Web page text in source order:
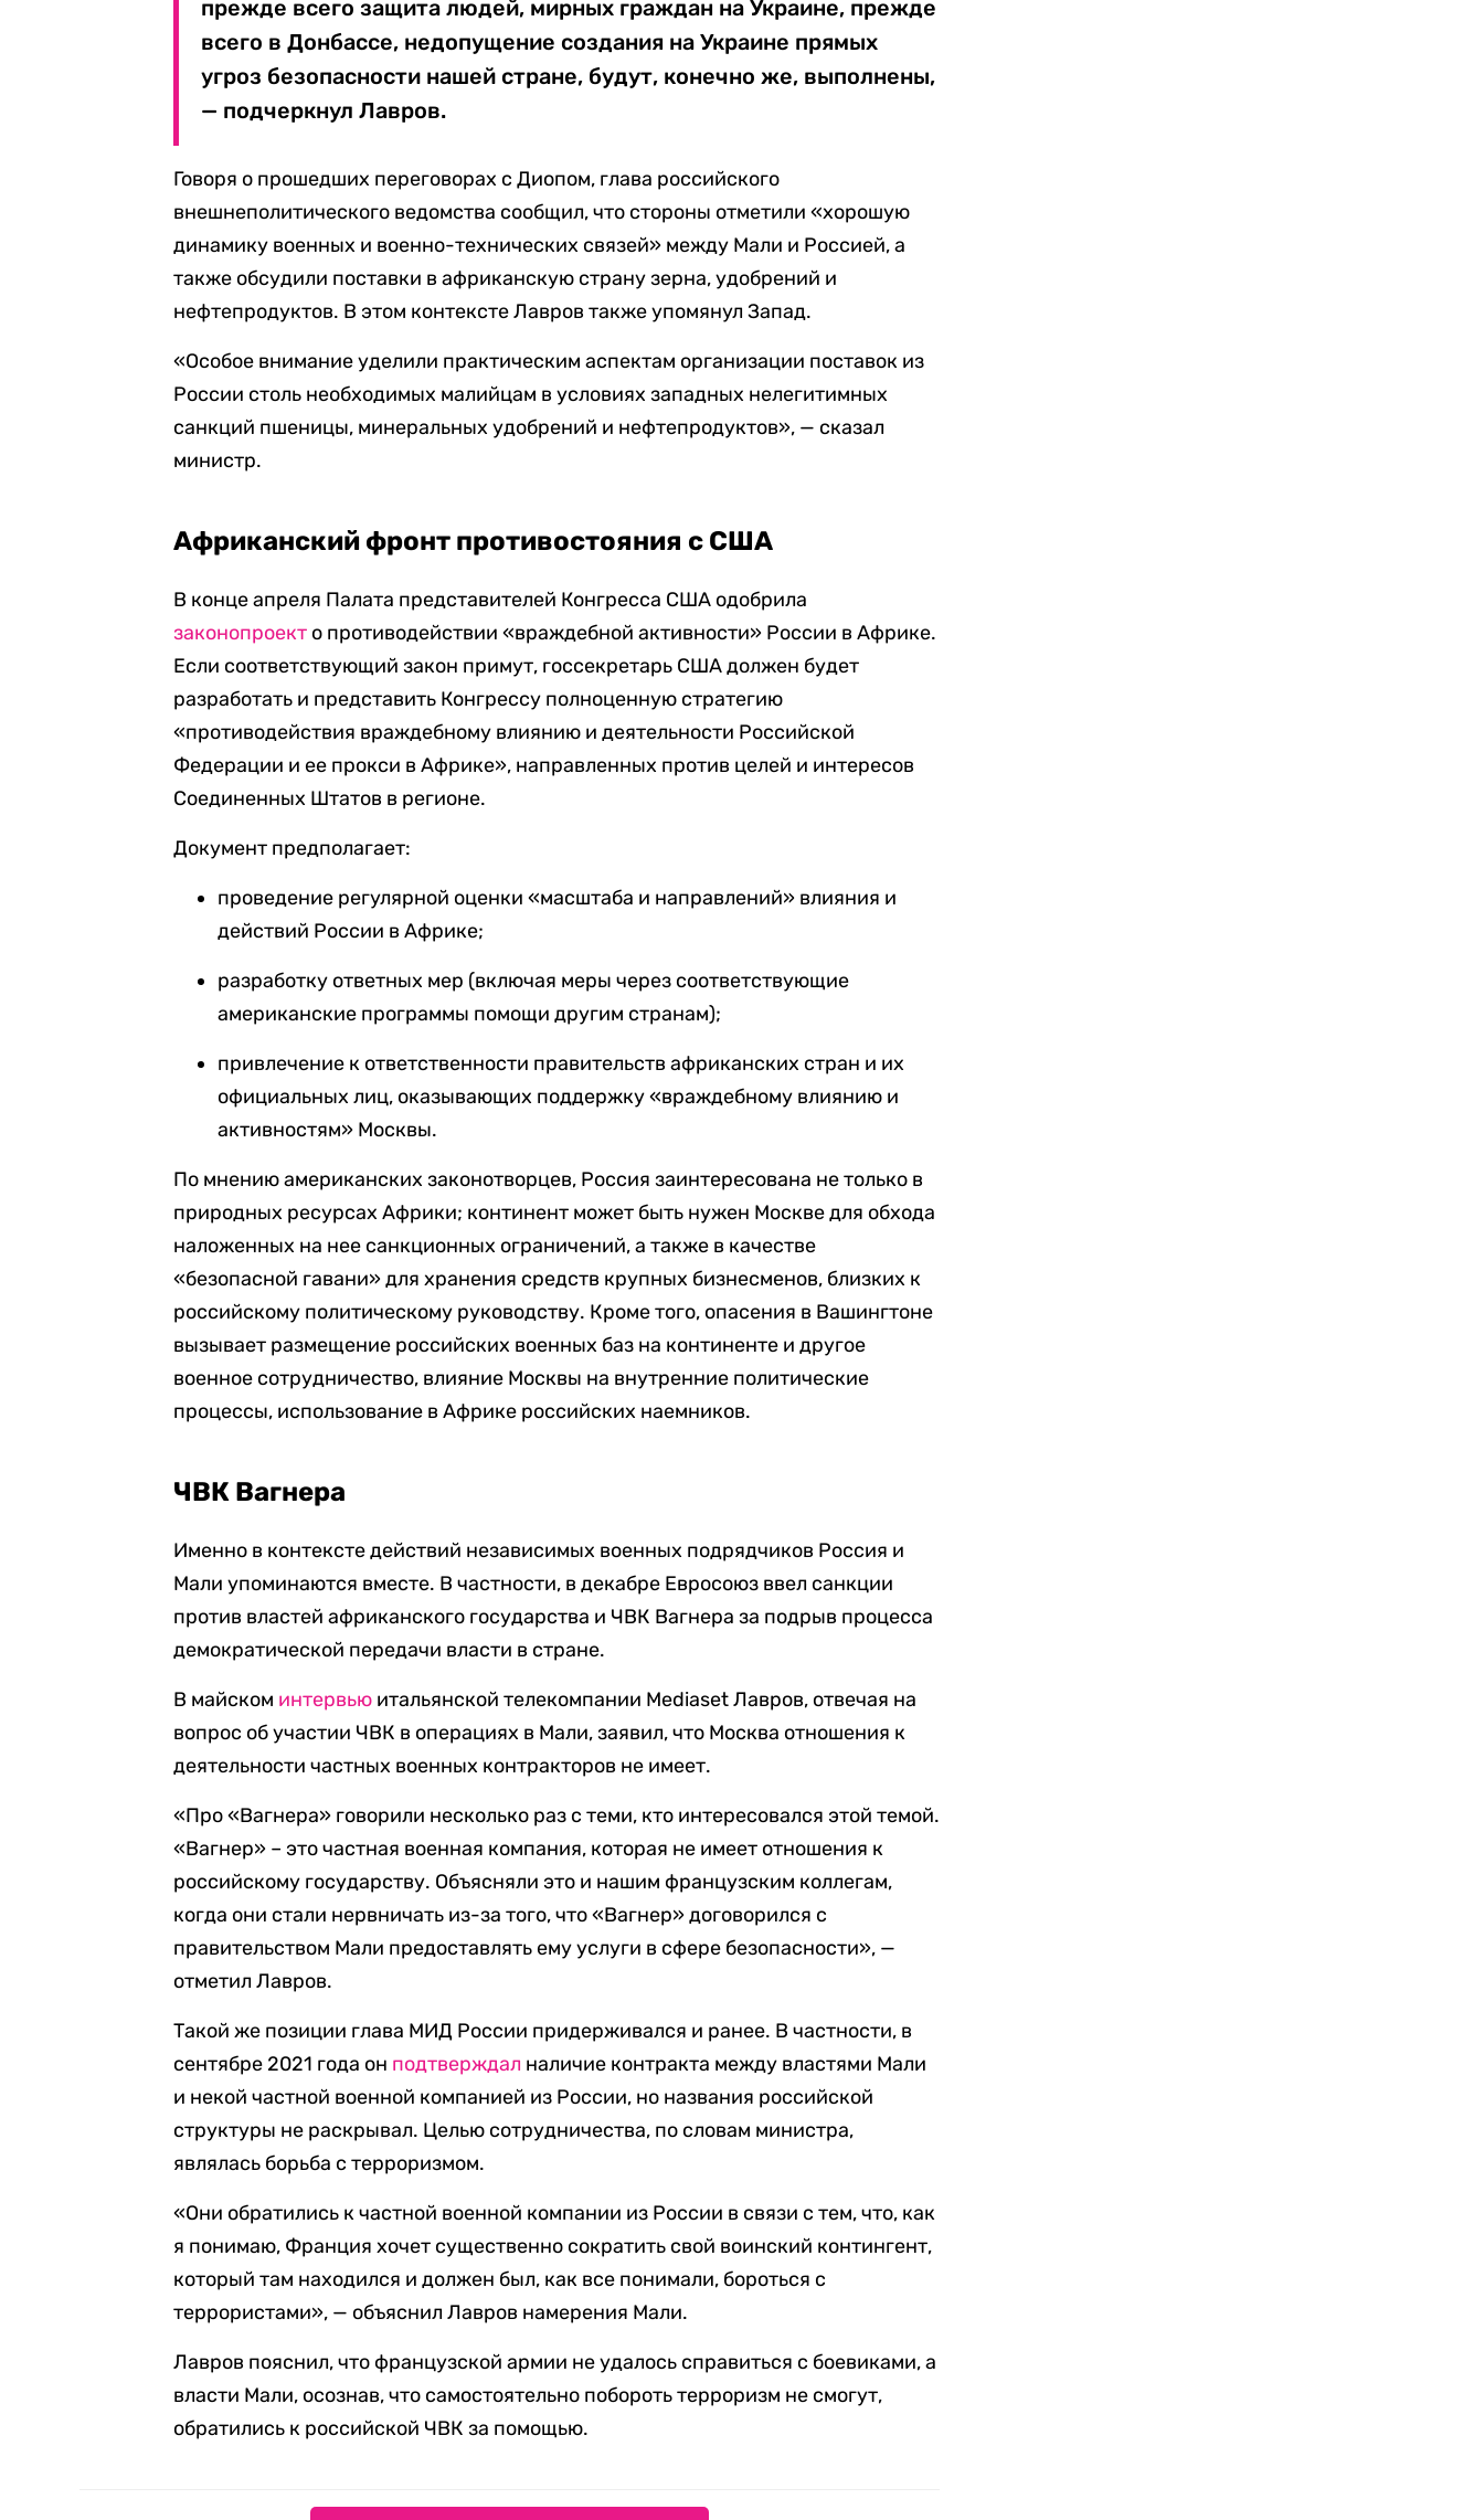
прежде всего защита людей, мирных граждан на Украине, прежде
всего в Донбассе, недопущение создания на Украине прямых
угроз безопасности нашей стране, будут, конечно же, выполнены,
— подчеркнул Лавров.
Говоря о прошедших переговорах с Диопом, глава российского
внешнеполитического ведомства сообщил, что стороны отметили «хорошую
динамику военных и военно-технических связей» между Мали и Россией, а
также обсудили поставки в африканскую страну зерна, удобрений и
нефтепродуктов. В этом контексте Лавров также упомянул Запад.
«Особое внимание уделили практическим аспектам организации поставок из
России столь необходимых малийцам в условиях западных нелегитимных
санкций пшеницы, минеральных удобрений и нефтепродуктов», — сказал
министр.
Африканский фронт противостояния с США
В конце апреля Палата представителей Конгресса США одобрила
законопроект о противодействии «враждебной активности» России в Африке.
Если соответствующий закон примут, госсекретарь США должен будет
разработать и представить Конгрессу полноценную стратегию
«противодействия враждебному влиянию и деятельности Российской
Федерации и ее прокси в Африке», направленных против целей и интересов
Соединенных Штатов в регионе.
Документ предполагает:
проведение регулярной оценки «масштаба и направлений» влияния и
действий России в Африке;
разработку ответных мер (включая меры через соответствующие
американские программы помощи другим странам);
привлечение к ответственности правительств африканских стран и их
официальных лиц, оказывающих поддержку «враждебному влиянию и
активностям» Москвы.
По мнению американских законотворцев, Россия заинтересована не только в
природных ресурсах Африки; континент может быть нужен Москве для обхода
наложенных на нее санкционных ограничений, а также в качестве
«безопасной гавани» для хранения средств крупных бизнесменов, близких к
российскому политическому руководству. Кроме того, опасения в Вашингтоне
вызывает размещение российских военных баз на континенте и другое
военное сотрудничество, влияние Москвы на внутренние политические
процессы, использование в Африке российских наемников.
ЧВК Вагнера
Именно в контексте действий независимых военных подрядчиков Россия и
Мали упоминаются вместе. В частности, в декабре Евросоюз ввел санкции
против властей африканского государства и ЧВК Вагнера за подрыв процесса
демократической передачи власти в стране.
В майском интервью итальянской телекомпании Mediaset Лавров, отвечая на
вопрос об участии ЧВК в операциях в Мали, заявил, что Москва отношения к
деятельности частных военных контракторов не имеет.
«Про «Вагнера» говорили несколько раз с теми, кто интересовался этой темой.
«Вагнер» – это частная военная компания, которая не имеет отношения к
российскому государству. Объясняли это и нашим французским коллегам,
когда они стали нервничать из-за того, что «Вагнер» договорился с
правительством Мали предоставлять ему услуги в сфере безопасности», —
отметил Лавров.
Такой же позиции глава МИД России придерживался и ранее. В частности, в
сентябре 2021 года он подтверждал наличие контракта между властями Мали
и некой частной военной компанией из России, но названия российской
структуры не раскрывал. Целью сотрудничества, по словам министра,
являлась борьба с терроризмом.
«Они обратились к частной военной компании из России в связи с тем, что, как
я понимаю, Франция хочет существенно сократить свой воинский контингент,
который там находился и должен был, как все понимали, бороться с
террористами», — объяснил Лавров намерения Мали.
Лавров пояснил, что французской армии не удалось справиться с боевиками, а
власти Мали, осознав, что самостоятельно побороть терроризм не смогут,
обратились к российской ЧВК за помощью.